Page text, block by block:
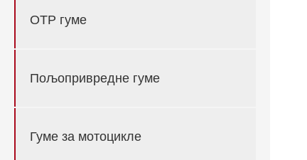
ОТР гуме
Пољопривредне гуме
Гуме за мотоцикле